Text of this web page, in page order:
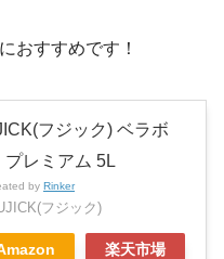
おすすめです！
フジック) ベラボ
プレミアム 5L
by Rinker
フジック)
楽天市場